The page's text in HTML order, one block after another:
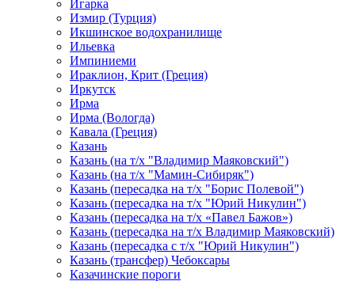
Игарка
Измир (Турция)
Икшинское водохранилище
Ильевка
Импиниеми
Ираклион, Крит (Греция)
Иркутск
Ирма
Ирма (Вологда)
Кавала (Греция)
Казань
Казань (на т/х "Владимир Маяковский")
Казань (на т/х "Мамин-Сибиряк")
Казань (пересадка на т/х "Борис Полевой")
Казань (пересадка на т/х "Юрий Никулин")
Казань (пересадка на т/х «Павел Бажов»)
Казань (пересадка на т/х Владимир Маяковский)
Казань (пересадка с т/х "Юрий Никулин")
Казань (трансфер) Чебоксары
Казачинские пороги